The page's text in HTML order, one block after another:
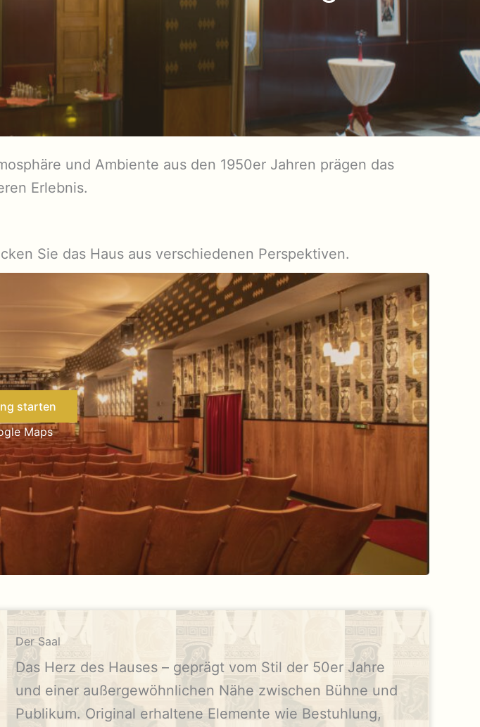
und Ambiente aus den 1950er Jahren prägen das
Erlebnis.
Sie das Haus aus verschiedenen Perspektiven.
starten
Maps
Der Saal
Das Herz des Hauses – geprägt vom Stil der 50er Jahre
und einer außergewöhnlichen Nähe zwischen Bühne und
Publikum. Original erhaltene Elemente wie Bestuhlung,